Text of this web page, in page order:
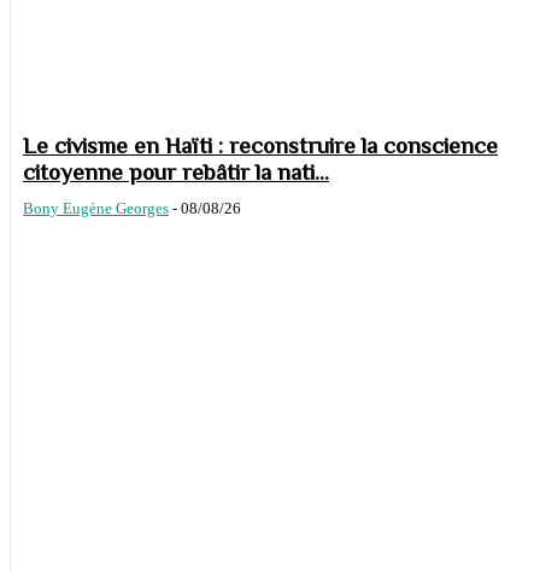
Le civisme en Haïti : reconstruire la conscience
citoyenne pour rebâtir la nati...
Bony Eugène Georges - 08/08/26